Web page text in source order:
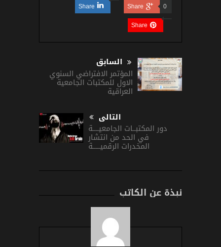
Share 0
Share
Share
السابق
المؤتمر الافتراضي السنوي
الاول للمكتبات الجامعية
العراقية
التالى
دور المكتبــات الجامعيــــة
في الحد من انتشار
المخدرات الرقميـــــة
نبذة عن الكاتب